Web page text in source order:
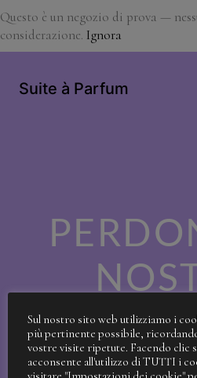
Questo è un negozio di prova —
considerazione. Ignora
Suite à Parfum
Sul nostro sito web utilizziamo i
più pertinente possibile,
vostre visite ripetute. Facendo clic
acconsente all'utilizzo di TUTTI i